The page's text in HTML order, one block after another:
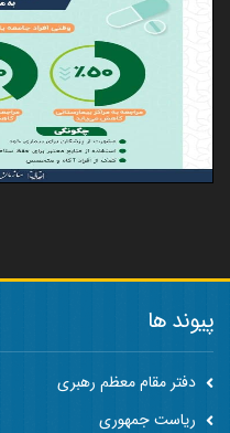
پیوند ها
دفتر مقام معظم رهبری
ریاست جمهوری